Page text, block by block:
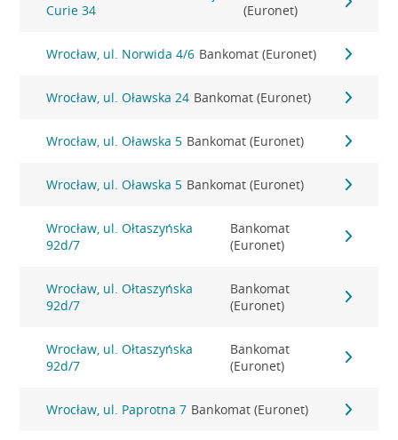
Curie 34
(Euronet)
Wrocław, ul. Norwida 4/6 Bankomat (Euronet)
Wrocław, ul. Oławska 24 Bankomat (Euronet)
Wrocław, ul. Oławska 5 Bankomat (Euronet)
Wrocław, ul. Oławska 5 Bankomat (Euronet)
Wrocław, ul. Ołtaszyńska
92d/7
Bankomat
(Euronet)
Wrocław, ul. Ołtaszyńska
92d/7
Bankomat
(Euronet)
Wrocław, ul. Ołtaszyńska
92d/7
Bankomat
(Euronet)
Wrocław, ul. Paprotna 7 Bankomat (Euronet)